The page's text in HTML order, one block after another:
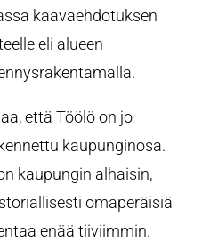
kaavaehdotuksen
eli alueen
että Töölö on jo
kaupunginosa.
kaupungin alhaisin,
omaperäisiä
enää tiiviimmin.